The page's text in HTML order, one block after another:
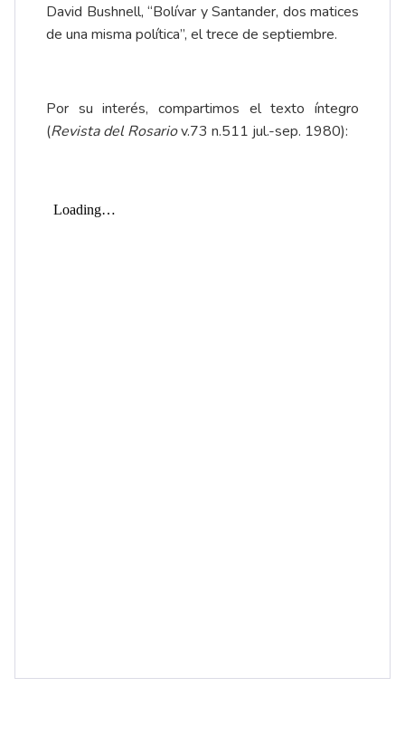
David Bushnell, “Bolívar y Santander, dos matices
de una misma política”, el trece de septiembre.
Por su interés, compartimos el texto íntegro
(Revista del Rosariov.73 n.511 jul.-sep. 1980):